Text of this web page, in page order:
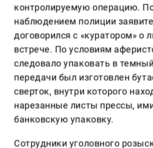
контролируемую операцию.
наблюдением полиции
договорился с «куратором» о
встрече. По условиям
следовало упаковать в
передачи был изготовлен
сверток, внутри которого
нарезанные листы прессы,
банковскую упаковку.
Сотрудники уголовного